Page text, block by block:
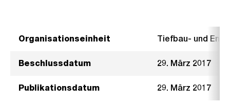
Organisationseinheit Tiefbau- und
Beschlussdatum 29. März 2017
Publikationsdatum 29. März 2017